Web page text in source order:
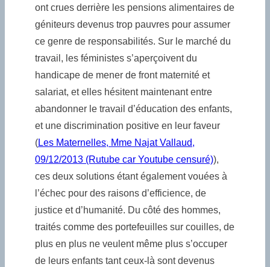
ont crues derrière les pensions alimentaires de
géniteurs devenus trop pauvres pour assumer
ce genre de responsabilités. Sur le marché du
travail, les féministes s’aperçoivent du
handicape de mener de front maternité et
salariat, et elles hésitent maintenant entre
abandonner le travail d’éducation des enfants,
et une discrimination positive en leur faveur
(Les Maternelles, Mme Najat Vallaud,
09/12/2013 (Rutube car Youtube censuré)),
ces deux solutions étant également vouées à
l’échec pour des raisons d’efficience, de
justice et d’humanité. Du côté des hommes,
traités comme des portefeuilles sur couilles, de
plus en plus ne veulent même plus s’occuper
de leurs enfants tant ceux-là sont devenus